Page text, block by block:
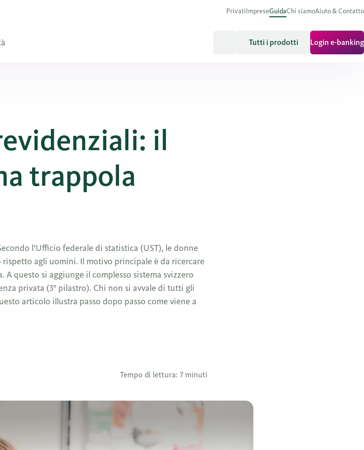
PrivatiImpreseGuidaChi siamoAiuto & Contatto
Tutti i prodotti Login e-banking
il
trappola
l’Ufficio federale di statistica (UST), le donne
agli uomini. Il motivo principale è da ricercare
questo si aggiunge il complesso sistema svizzero
privata (3° pilastro). Chi non si avvale di tutti gli
articolo illustra passo dopo passo come viene a
Tempo di lettura: 7 minuti